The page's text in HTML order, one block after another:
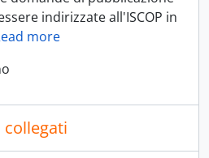
indirizzate all'ISCOP in
more